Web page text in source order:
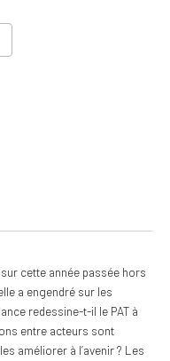
cette année passée hors
a engendré sur les
redessine-t-il le PAT à
entre acteurs sont
améliorer à l’avenir ? Les